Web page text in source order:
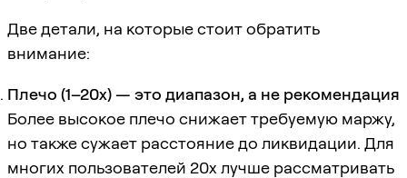
Две детали, на которые стоит обратить
внимание:
Плечо (1–20x) — это диапазон, а не рекомендация
Более высокое плечо снижает требуемую маржу,
но также сужает расстояние до ликвидации. Для
многих пользователей 20x лучше рассматривать